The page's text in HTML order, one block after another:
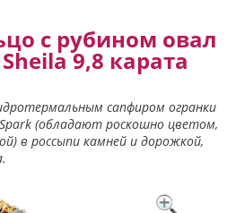
с рубином овал
9,8 карата
сапфиром огранки
(обладают роскошно цветом,
в россыпи камней и дорожкой,